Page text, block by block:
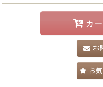
カ
お
お